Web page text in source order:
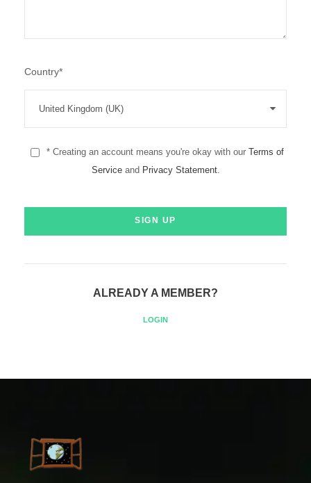
Country*
* Creating an account means you're okay with our Terms of
Serviceand Privacy Statement.
ALREADY A MEMBER?
LOGIN